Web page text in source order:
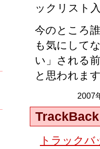
ックリスト
今のところ
も気にして
い」される
と思われま
2007
TrackBack
トラックバ